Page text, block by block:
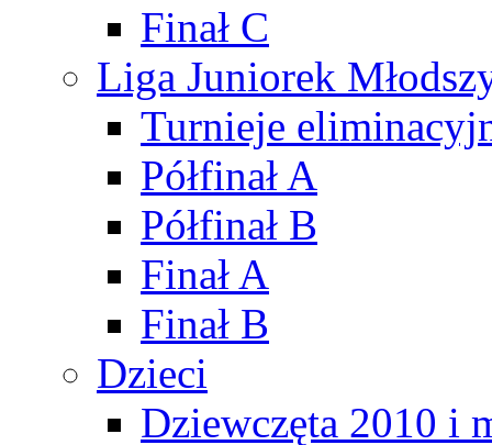
Finał C
Liga Juniorek
Turnieje
Półfinał A
Półfinał B
Finał A
Finał B
Dzieci
Dziewczęta 2010 i